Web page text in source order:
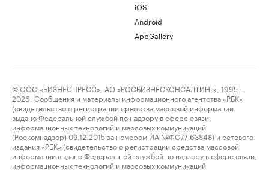
iOS
Android
AppGallery
© ООО «БИЗНЕСПРЕСС», АО «РОСБИЗНЕСКОНСАЛТИНГ», 1995–
2026. Сообщения и материалы информационного агентства «РБК»
(свидетельство о регистрации средства массовой информации
выдано Федеральной службой по надзору в сфере связи,
информационных технологий и массовых коммуникаций
(Роскомнадзор) 09.12.2015 за номером ИА №ФС77-63848) и сетевого
издания «РБК» (свидетельство о регистрации средства массовой
информации выдано Федеральной службой по надзору в сфере связи,
информационных технологий и массовых коммуникаций